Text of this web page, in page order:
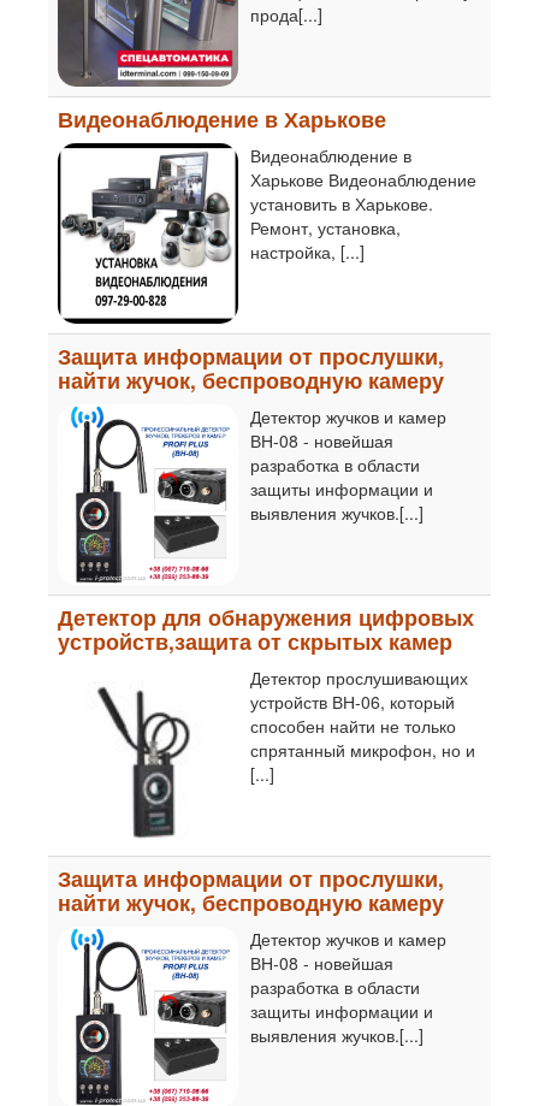
прода[...]
Видеонаблюдение в Харькове
Видеонаблюдение в
Харькове Видеонаблюдение
установить в Харькове.
Ремонт, установка,
настройка, [...]
Защита информации от прослушки,
найти жучок, беспроводную камеру
Детектор жучков и камер
ВН-08 - новейшая
разработка в области
защиты информации и
выявления жучков.[...]
Детектор для обнаружения цифровых
устройств,защита от скрытых камер
Детектор прослушивающих
устройств ВН-06, который
способен найти не только
спрятанный микрофон, но и
[...]
Защита информации от прослушки,
найти жучок, беспроводную камеру
Детектор жучков и камер
ВН-08 - новейшая
разработка в области
защиты информации и
выявления жучков.[...]